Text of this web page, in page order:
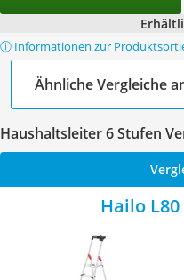
ⓘ Informationen zur
Ähnliche Vergleiche
Haushaltsleiter 6 Stufen
Hailo